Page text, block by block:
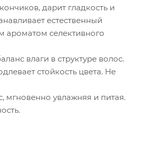
дарит гладкость и
естественный
ароматом селективного
влаги в структуре волос.
стойкость цвета. Не
мгновенно увлажняя и питая.